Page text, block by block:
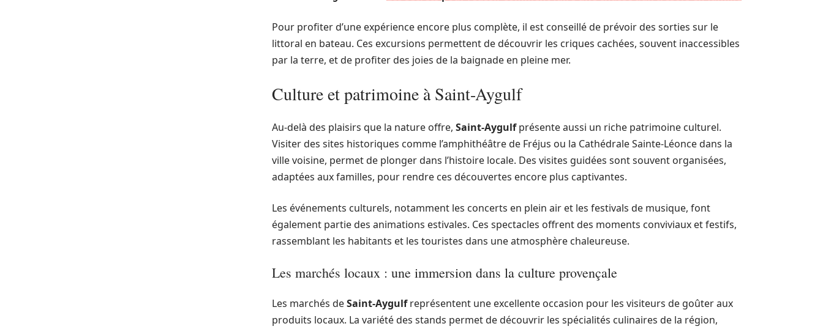
Pour profiter d’une expérience encore plus complète, il est conseillé de prévoir des sorties sur le
littoral en bateau. Ces excursions permettent de découvrir les criques cachées, souvent inaccessibles
par la terre, et de profiter des joies de la baignade en pleine mer.
Culture et patrimoine à Saint-Aygulf
Au-delà des plaisirs que la nature offre, Saint-Aygulfprésente aussi un riche patrimoine culturel.
Visiter des sites historiques comme l’amphithéâtre de Fréjus ou la Cathédrale Sainte-Léonce dans la
ville voisine, permet de plonger dans l’histoire locale. Des visites guidées sont souvent organisées,
adaptées aux familles, pour rendre ces découvertes encore plus captivantes.
Les événements culturels, notamment les concerts en plein air et les festivals de musique, font
également partie des animations estivales. Ces spectacles offrent des moments conviviaux et festifs,
rassemblant les habitants et les touristes dans une atmosphère chaleureuse.
Les marchés locaux : une immersion dans la culture provençale
Les marchés deSaint-Aygulfreprésentent une excellente occasion pour les visiteurs de goûter aux
produits locaux. La variété des stands permet de découvrir les spécialités culinaires de la région,